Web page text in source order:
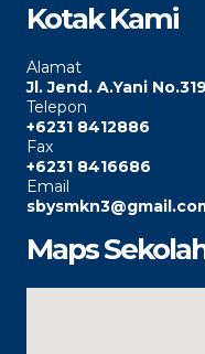
Kotak Kami
Alamat
Jl. Jend. A.Yani
Telepon
+6231 8412886
Fax
+6231 8416686
Email
Maps